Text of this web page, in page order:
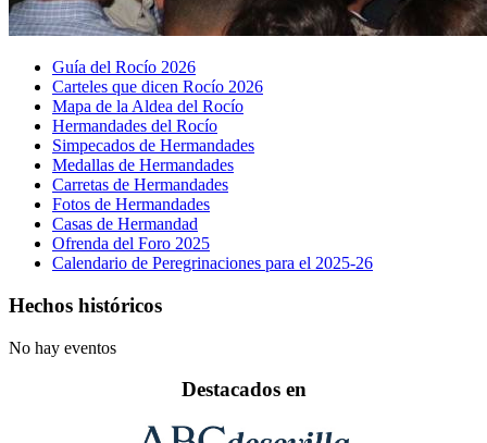
Guía del Rocío 2026
Carteles que dicen Rocío 2026
Mapa de la Aldea del Rocío
Hermandades del Rocío
Simpecados de Hermandades
Medallas de Hermandades
Carretas de Hermandades
Fotos de Hermandades
Casas de Hermandad
Ofrenda del Foro 2025
Calendario de Peregrinaciones para el 2025-26
Hechos históricos
No hay eventos
Destacados en